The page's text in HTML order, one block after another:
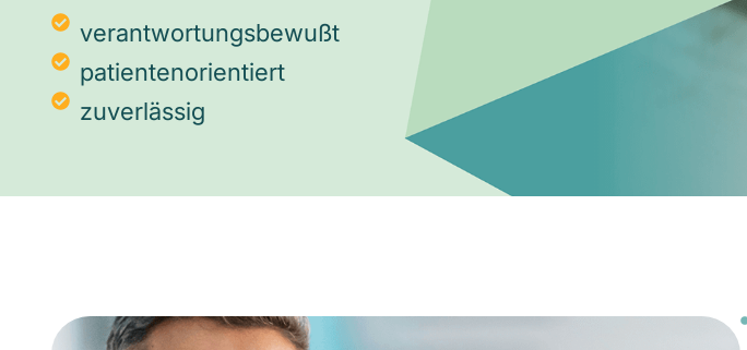
verantwortungsbewußt
patientenorientiert
zuverlässig